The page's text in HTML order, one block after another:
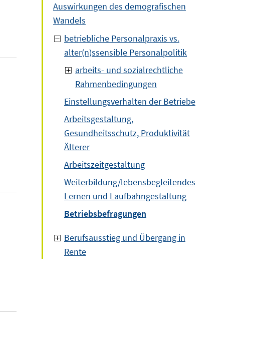
Auswirkungen des demografischen
Wandels
betriebliche Personalpraxis vs.
alter(n)ssensible Personalpolitik
arbeits- und sozialrechtliche
Rahmenbedingungen
Einstellungsverhalten der Betriebe
Arbeitsgestaltung,
Gesundheitsschutz, Produktivität
Älterer
Arbeitszeitgestaltung
Weiterbildung/lebensbegleitendes
Lernen und Laufbahngestaltung
Betriebsbefragungen
Berufsausstieg und Übergang in
Rente